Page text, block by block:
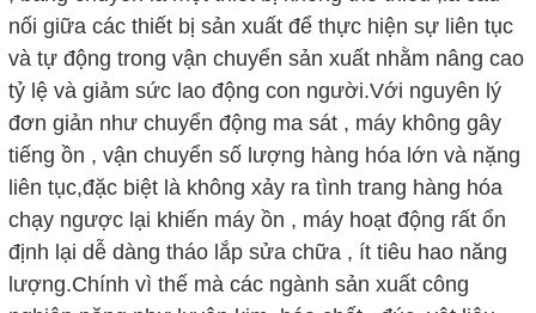
nối giữa các thiết bị sản xuất để thực hiện sự liên tục
và tự động trong vận chuyển sản xuất nhằm nâng cao
tỷ lệ và giảm sức lao động con người.Với nguyên lý
đơn giản như chuyển động ma sát , máy không gây
tiếng ồn , vận chuyển số lượng hàng hóa lớn và nặng
liên tục,đặc biệt là không xảy ra tình trang hàng hóa
chạy ngược lại khiến máy ồn , máy hoạt động rất ổn
định lại dễ dàng tháo lắp sửa chữa , ít tiêu hao năng
lượng.Chính vì thế mà các ngành sản xuất công